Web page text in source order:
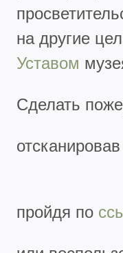
на другие
Уставом
Сделать
пройдя по